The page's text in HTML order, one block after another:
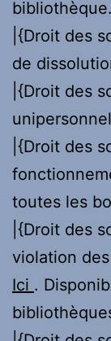
|{Droit des
de
|{Droit des
|{Droit des
toutes les
|{Droit des
violation
Ici .